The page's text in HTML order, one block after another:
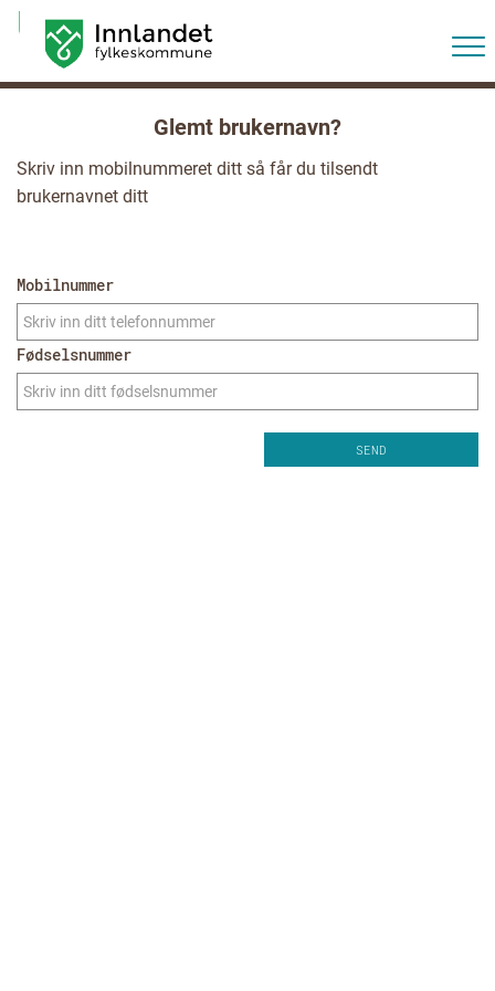
Glemt brukernavn?
Skriv inn mobilnummeret ditt så får du tilsendt
brukernavnet ditt
Mobilnummer
Fødselsnummer